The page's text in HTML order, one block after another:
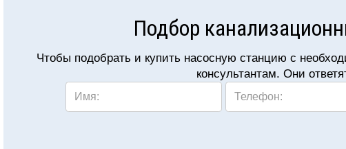
Подбор
Чтобы подобрать и купить насосную станцию с
консультантам. Они
Имя: Телефон: